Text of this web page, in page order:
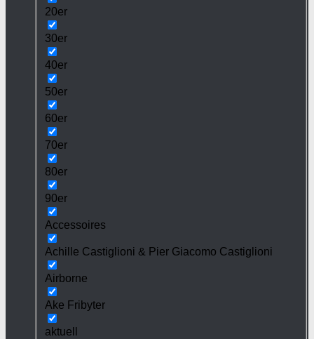
20er
30er
40er
50er
60er
70er
80er
90er
Accessoires
Achille Castiglioni & Pier Giacomo Castiglioni
Airborne
Ake Fribyter
aktuell